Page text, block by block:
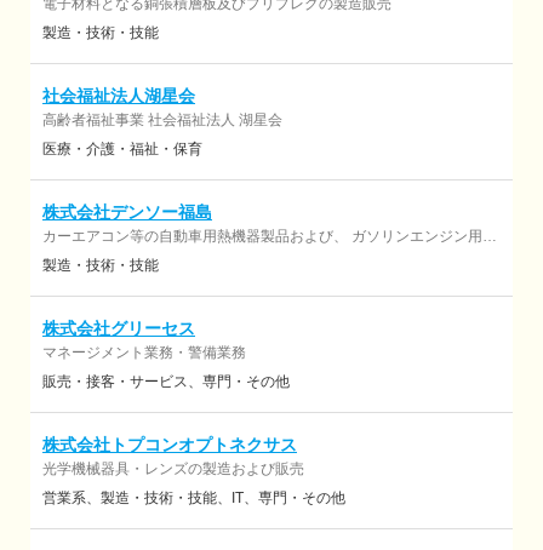
電子材料となる銅張積層板及びプリプレグの製造販売
製造・技術・技能
社会福祉法人湖星会
高齢者福祉事業 社会福祉法人 湖星会
医療・介護・福祉・保育
株式会社デンソー福島
カーエアコン等の自動車用熱機器製品および、 ガソリンエンジン用燃
料供給/噴射装置の製造
製造・技術・技能
株式会社グリーセス
マネージメント業務・警備業務
販売・接客・サービス
専門・その他
株式会社トプコンオプトネクサス
光学機械器具・レンズの製造および販売
営業系
製造・技術・技能 IT 専門・その他